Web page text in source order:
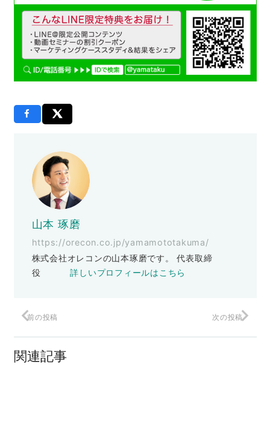
山本 琢磨
https://orecon.co.jp/yamamototakuma/
株式会社オレコンの山本琢磨です。 代表取締
役詳しいプロフィールはこちら
前の投稿 次の投稿
関連記事